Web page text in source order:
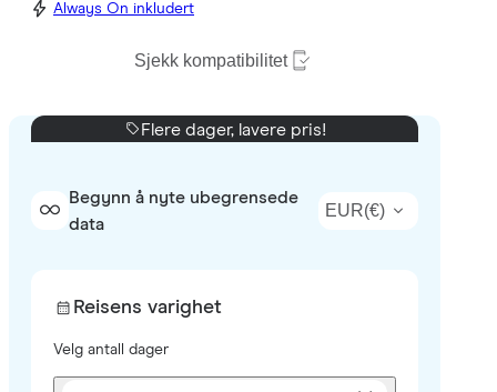
Always On inkludert
Sjekk kompatibilitet
Flere dager, lavere pris!
Begynn å nyte ubegrensede
data
EUR(€)
Reisens varighet
Velg antall dager